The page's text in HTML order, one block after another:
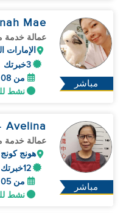
مباشر
Mae
عمالة خدمة
الإمارات
3خبرتك
من 08 Aug 2026 | دوام كامل
نشط
مباشر
Avelina
عمالة خدمة
هونج كونج
12خبرتك
من 05 Aug 2026 | دوام كامل
نشط